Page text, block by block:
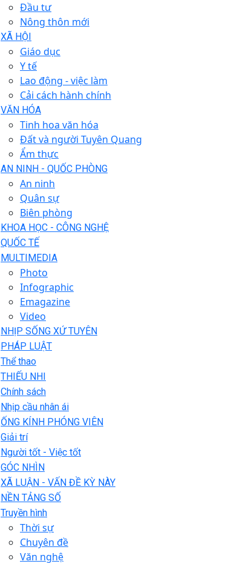
Đầu tư
Nông thôn mới
XÃ HỘI
Giáo dục
Y tế
Lao động - việc làm
Cải cách hành chính
VĂN HÓA
Tinh hoa văn hóa
Đất và người Tuyên Quang
Ẩm thực
AN NINH - QUỐC PHÒNG
An ninh
Quân sự
Biên phòng
KHOA HỌC - CÔNG NGHỆ
QUỐC TẾ
MULTIMEDIA
Photo
Infographic
Emagazine
Video
NHỊP SỐNG XỨ TUYÊN
PHÁP LUẬT
Thể thao
THIẾU NHI
Chính sách
Nhịp cầu nhân ái
ỐNG KÍNH PHÓNG VIÊN
Giải trí
Người tốt - Việc tốt
GÓC NHÌN
XÃ LUẬN - VẤN ĐỀ KỲ NÀY
NỀN TẢNG SỐ
Truyền hình
Thời sự
Chuyên đề
Văn nghệ